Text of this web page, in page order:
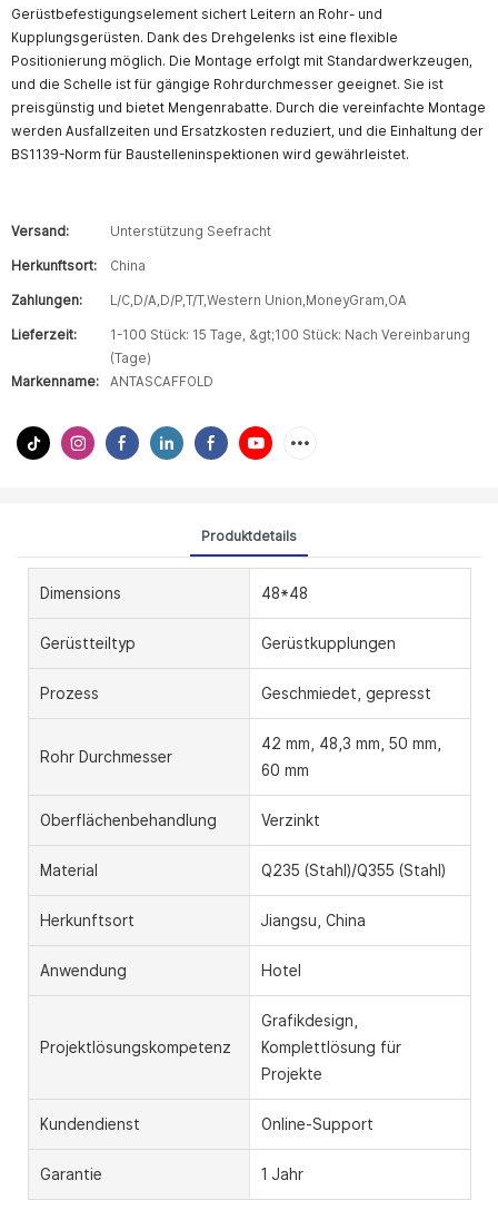
Gerüstbefestigungselement sichert Leitern an Rohr- und
Kupplungsgerüsten. Dank des Drehgelenks ist eine flexible
Positionierung möglich. Die Montage erfolgt mit Standardwerkzeugen,
und die Schelle ist für gängige Rohrdurchmesser geeignet. Sie ist
preisgünstig und bietet Mengenrabatte. Durch die vereinfachte Montage
werden Ausfallzeiten und Ersatzkosten reduziert, und die Einhaltung der
BS1139-Norm für Baustelleninspektionen wird gewährleistet.
Versand: Unterstützung Seefracht
Herkunftsort: China
Zahlungen: L/C,D/A,D/P,T/T,Western Union,MoneyGram,OA
Lieferzeit:
1-100 Stück: 15 Tage, &gt;100 Stück: Nach Vereinbarung
(Tage)
Markenname:
ANTASCAFFOLD
Produktdetails
Dimensions 48*48
Gerüstteiltyp Gerüstkupplungen
Prozess Geschmiedet, gepresst
Rohr Durchmesser
42 mm, 48,3 mm, 50 mm,
60 mm
Oberflächenbehandlung Verzinkt
Material Q235 (Stahl)/Q355 (Stahl)
Herkunftsort Jiangsu, China
Anwendung Hotel
Projektlösungskompetenz
Grafikdesign,
Komplettlösung für
Projekte
Kundendienst Online-Support
Garantie 1 Jahr